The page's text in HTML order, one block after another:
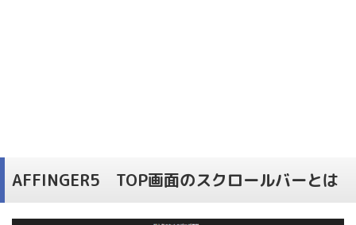
AFFINGER5 TOP画面のスクロールバーとは